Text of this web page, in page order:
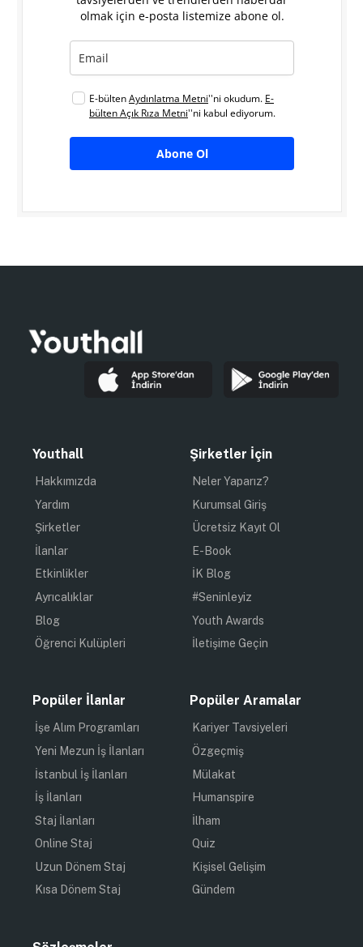
olmak için e-posta listemize abone ol.
E-bültenAydınlatma Metni''ni okudum. E-
bülten Açık Rıza Metni''ni kabul ediyorum.
Abone Ol
Youthall
Hakkımızda
Yardım
Şirketler
İlanlar
Etkinlikler
Ayrıcalıklar
Blog
Öğrenci Kulüpleri
Şirketler İçin
Neler Yaparız?
Kurumsal Giriş
Ücretsiz Kayıt Ol
E-Book
İK Blog
#Seninleyiz
Youth Awards
İletişime Geçin
Popüler İlanlar
İşe Alım Programları
Yeni Mezun İş İlanları
İstanbul İş İlanları
İş İlanları
Staj İlanları
Online Staj
Uzun Dönem Staj
Kısa Dönem Staj
Popüler Aramalar
Kariyer Tavsiyeleri
Özgeçmiş
Mülakat
Humanspire
İlham
Quiz
Kişisel Gelişim
Gündem